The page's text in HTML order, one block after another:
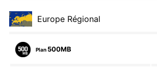
Europe Régional
Plan 500MB